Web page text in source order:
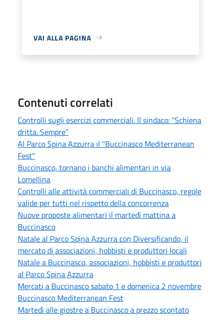
VAI ALLA PAGINA
Contenuti correlati
Controlli sugli esercizi commerciali. Il sindaco: “Schiena
dritta. Sempre”
Al Parco Spina Azzurra il "Buccinasco Mediterranean
Fest"
Buccinasco, tornano i banchi alimentari in via
Lomellina
Controlli alle attività commerciali di Buccinasco, regole
valide per tutti nel rispetto della concorrenza
Nuove proposte alimentari il martedì mattina a
Buccinasco
Natale al Parco Spina Azzurra con Diversificando, il
mercato di associazioni, hobbisti e produttori locali
Natale a Buccinasco, associazioni, hobbisti e produttori
al Parco Spina Azzurra
Mercati a Buccinasco sabato 1 e domenica 2 novembre
Buccinasco Mediterranean Fest
Martedì alle giostre a Buccinasco a prezzo scontato